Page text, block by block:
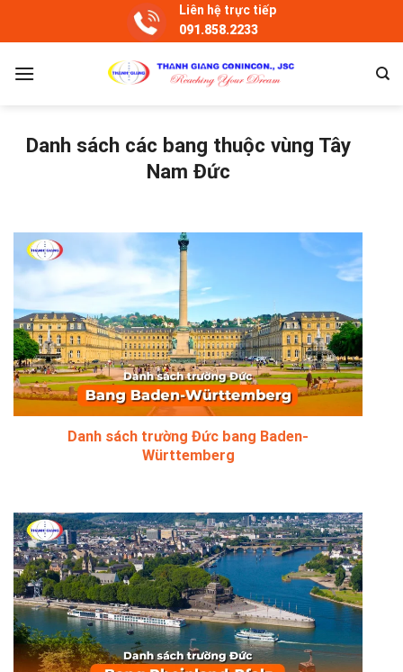
Liên hệ trực tiếp
091.858.2233
Danh sách các bang thuộc vùng Tây
Nam Đức
Danh sách trường Đức bang Baden-
Württemberg